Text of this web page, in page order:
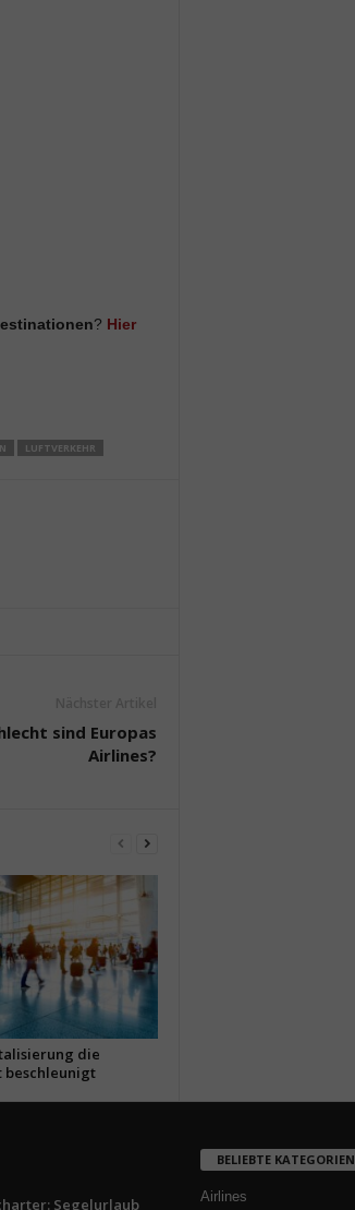
? Hier
LUFTVERKEHR
sind Europas
Airlines?
die
beschleunigt
Segelurlaub
BELIEBTE KATEGORIEN
Airlines